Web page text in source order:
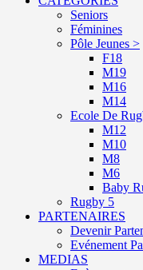
Seniors
Féminines
Pôle Jeunes >
F18
M19
M16
M14
Ecole De
M12
M10
M8
M6
Baby
Rugby 5
PARTENAIRES
Devenir
Evénement
MEDIAS